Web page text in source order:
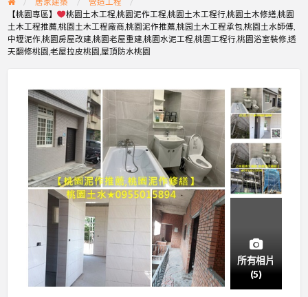
【桃園專區】
桃園土木工程,桃園泥作工程,桃園土木工程行,桃園土木修繕,桃園
土木工程推薦,桃園土木工程廠商,桃園泥作推薦,桃园土木工程承包,桃園土水師傅,
中壢泥作,桃園房屋改建,桃園老屋重建,桃園水泥工程,桃園工程行,桃園浴室裝修,透
天翻修桃園,老屋拉皮桃園,屋頂防水桃園
所有相片
(5)